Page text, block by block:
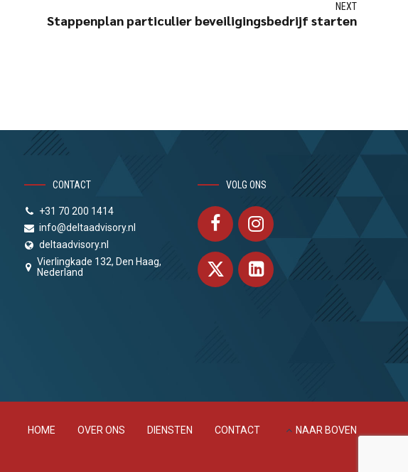
NEXT
Stappenplan particulier beveiligingsbedrijf starten
CONTACT
+31 70 200 1414
info@deltaadvisory.nl
deltaadvisory.nl
Vierlingkade 132, Den Haag,
Nederland
VOLG ONS
HOME OVER ONS DIENSTEN CONTACT NAAR BOVEN